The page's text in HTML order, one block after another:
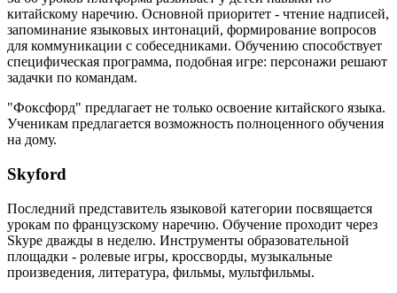
китайскому наречию. Основной приоритет - чтение надписей,
запоминание языковых интонаций, формирование вопросов
для коммуникации с собеседниками. Обучению способствует
специфическая программа, подобная игре: персонажи решают
задачки по командам.
"Фоксфорд" предлагает не только освоение китайского языка.
Ученикам предлагается возможность полноценного обучения
на дому.
Skyford
Последний представитель языковой категории посвящается
урокам по французскому наречию. Обучение проходит через
Skype дважды в неделю. Инструменты образовательной
площадки - ролевые игры, кроссворды, музыкальные
произведения, литература, фильмы, мультфильмы.